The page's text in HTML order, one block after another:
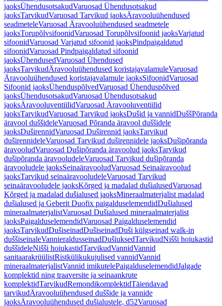
jaoksÜhendusotsakudVaruosad Ühendusotsakud
jaoksTarvikudVaruosad Tarvikud jaoksÄravooluühendused
seadmeteleVaruosad Äravooluühendused seadmetele
jaoksTorupõlvsifoonidVaruosad Torupõlvsifoonid jaoksVarjatud
sifoonidVaruosad Varjatud sifoonid jaoksPindpaigaldatud
sifoonidVaruosad Pindpaigaldatud sifoonid
jaoksÜhendusedVaruosad Ühendused
jaoksTarvikudÄravooluühendused koristajavalamuleVaruosad
Äravooluühendused koristajavalamule jaoksSifoonidVaruosad
Sifoonid jaoksÜhenduspõlvedVaruosad Ühenduspõlved
jaoksÜhendusotsakudVaruosad Ühendusotsakud
jaoksÄravooluventiilidVaruosad Äravooluventiilid
jaoksTarvikudVaruosad Tarvikud jaoksDušid ja vannidDuššPõranda
äravool duššideleVaruosad Põranda äravool duššidele
jaoksDuširennidVaruosad Duširennid jaoksTarvikud
duširennideleVaruosad Tarvikud duširennidele jaoksDušipõranda
äravooludVaruosad Dušipõranda äravoolud jaoksTarvikud
dušipõranda äravooludeleVaruosad Tarvikud dušipõranda
äravooludele jaoksSeinaäravooludVaruosad Seinaäravoolud
jaoksTarvikud seinaäravooludeleVaruosad Tarvikud
seinaäravooludele jaoksKõrged ja madalad dušialusedVaruosad
Kõrged ja madalad dušialused jaoksMineraalmaterjalist madalad
dušialused ja Geberit Duofix paigalduselemendidDušialused
mineraalmaterjalistVaruosad Dušialused mineraalmaterjalist
jaoksPaigalduselemendidVaruosad Paigalduselemendid
jaoksTarvikudDušiseinadDušiseinadDuši külgseinad walk-in
duššiseinaleVannieraldusseinadDušiuksedTarvikudNišši hoiukastid
duššideleNišši hoiukastidTarvikudVannidVannid
sanitaarakrüülistRistkülikukujulised vannidVannid
mineraalmaterjalistVannid imikutelePaigalduselemendidJalgade
komplektid ning traaversite ja seinaankrute
komplektidTarvikudRemondikomplektidTäiendavad
tarvikudÄravooluühendused duššide ja vannide
jaoksÄravooluühendused dušialustele, d52Varuosad